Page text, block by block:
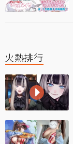
火熱排行